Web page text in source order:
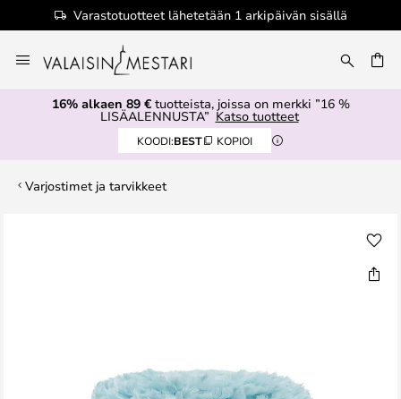
Varastotuotteet lähetetään 1 arkipäivän sisällä
to
Content
16% alkaen 89 €tuotteista, joissa on merkki ”16 %
LISÄALENNUSTA” Katso tuotteet
KOODI:BEST KOPIOI
Varjostimet ja tarvikkeet